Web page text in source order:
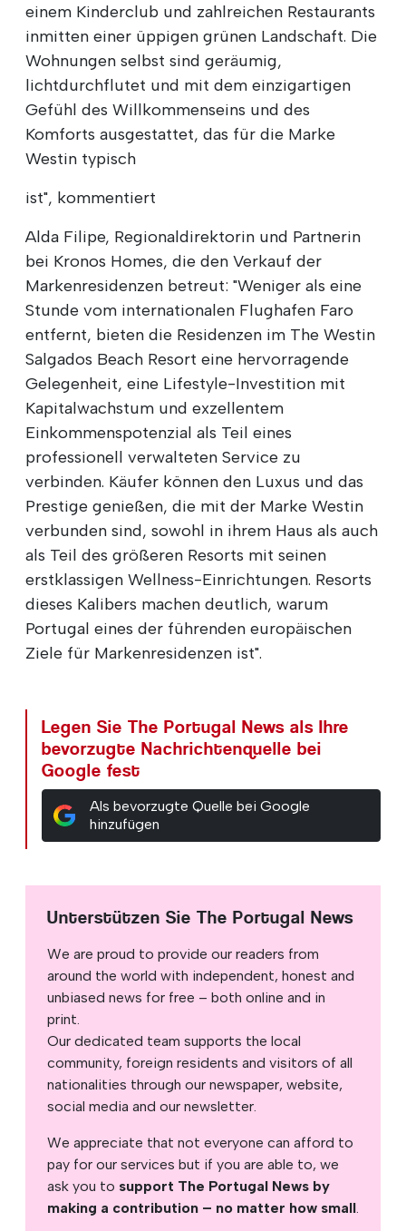
einem Kinderclub und zahlreichen Restaurants
inmitten einer üppigen grünen Landschaft. Die
Wohnungen selbst sind geräumig,
lichtdurchflutet und mit dem einzigartigen
Gefühl des Willkommenseins und des
Komforts ausgestattet, das für die Marke
Westin typisch
ist", kommentiert
Alda Filipe, Regionaldirektorin und Partnerin
bei Kronos Homes, die den Verkauf der
Markenresidenzen betreut: "Weniger als eine
Stunde vom internationalen Flughafen Faro
entfernt, bieten die Residenzen im The Westin
Salgados Beach Resort eine hervorragende
Gelegenheit, eine Lifestyle-Investition mit
Kapitalwachstum und exzellentem
Einkommenspotenzial als Teil eines
professionell verwalteten Service zu
verbinden. Käufer können den Luxus und das
Prestige genießen, die mit der Marke Westin
verbunden sind, sowohl in ihrem Haus als auch
als Teil des größeren Resorts mit seinen
erstklassigen Wellness-Einrichtungen. Resorts
dieses Kalibers machen deutlich, warum
Portugal eines der führenden europäischen
Ziele für Markenresidenzen ist".
Legen Sie The Portugal News als Ihre
bevorzugte Nachrichtenquelle bei
Google fest
Als bevorzugte Quelle bei Google
hinzufügen
Unterstützen Sie The Portugal News
We are proud to provide our readers from
around the world with independent, honest and
unbiased news for free – both online and in
print.
Our dedicated team supports the local
community, foreign residents and visitors of all
nationalities through our newspaper, website,
social media and our newsletter.
We appreciate that not everyone can afford to
pay for our services but if you are able to, we
ask you to support The Portugal News by
making a contribution – no matter how small